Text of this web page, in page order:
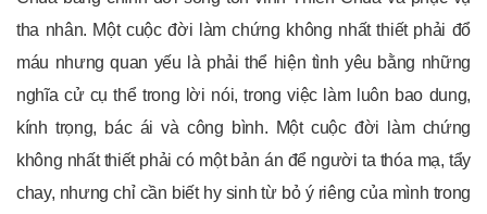
tha nhân. Một cuộc đời làm chứng không nhất thiết phải đổ
máu nhưng quan yếu là phải thể hiện tình yêu bằng những
nghĩa cử cụ thể trong lời nói, trong việc làm luôn bao dung,
kính trọng, bác ái và công bình. Một cuộc đời làm chứng
không nhất thiết phải có một bản án để người ta thóa mạ, tẩy
chay, nhưng chỉ cần biết hy sinh từ bỏ ý riêng của mình trong